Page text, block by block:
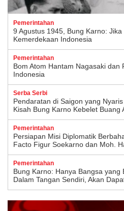
Pemerintahan
9 Agustus 1945, Bung Karno:
Kemerdekaan Indonesia
Pemerintahan
Bom Atom Hantam Nagasaki dan
Indonesia
Serba Serbi
Pendaratan di Saigon yang
Kisah Bung Karno Kebelet Buang
Pemerintahan
Persiapan Misi Diplomatik
Facto Figur Soekarno dan Moh.
Pemerintahan
Bung Karno: Hanya Bangsa yang
Dalam Tangan Sendiri, Akan